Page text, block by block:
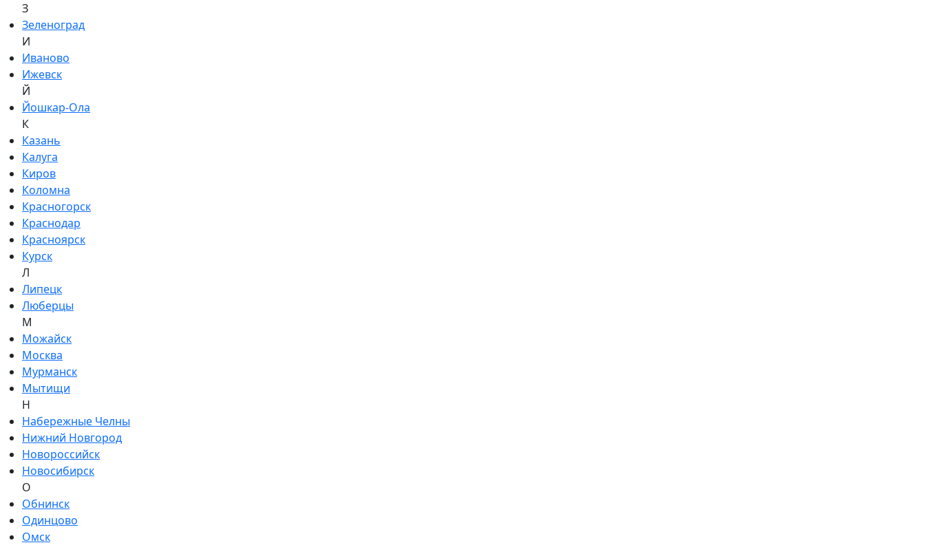
З
Зеленоград
И
Иваново
Ижевск
Й
Йошкар-Ола
К
Казань
Калуга
Киров
Коломна
Красногорск
Краснодар
Красноярск
Курск
Л
Липецк
Люберцы
М
Можайск
Москва
Мурманск
Мытищи
Н
Набережные Челны
Нижний Новгород
Новороссийск
Новосибирск
О
Обнинск
Одинцово
Омск